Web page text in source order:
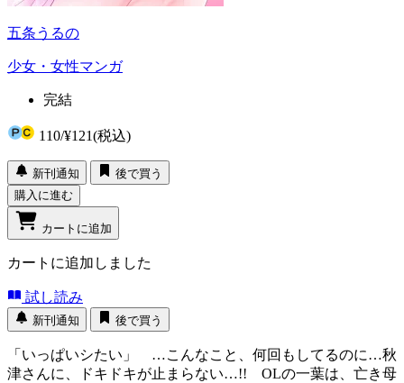
五条うるの
少女・女性マンガ
完結
110/¥121(税込)
新刊通知
後で買う
購入に進む
カートに追加
カートに追加しました
試し読み
新刊通知 後で買う
「いっぱいシたい」 …こんなこと、何回もしてるのに…秋
津さんに、ドキドキが止まらない…!! OLの一葉は、亡き母